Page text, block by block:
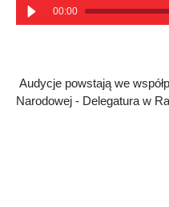
00:00
Audycje powstają we
Narodowej - Delegatura w